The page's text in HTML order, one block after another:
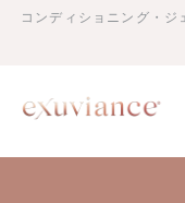
コンディショニング・